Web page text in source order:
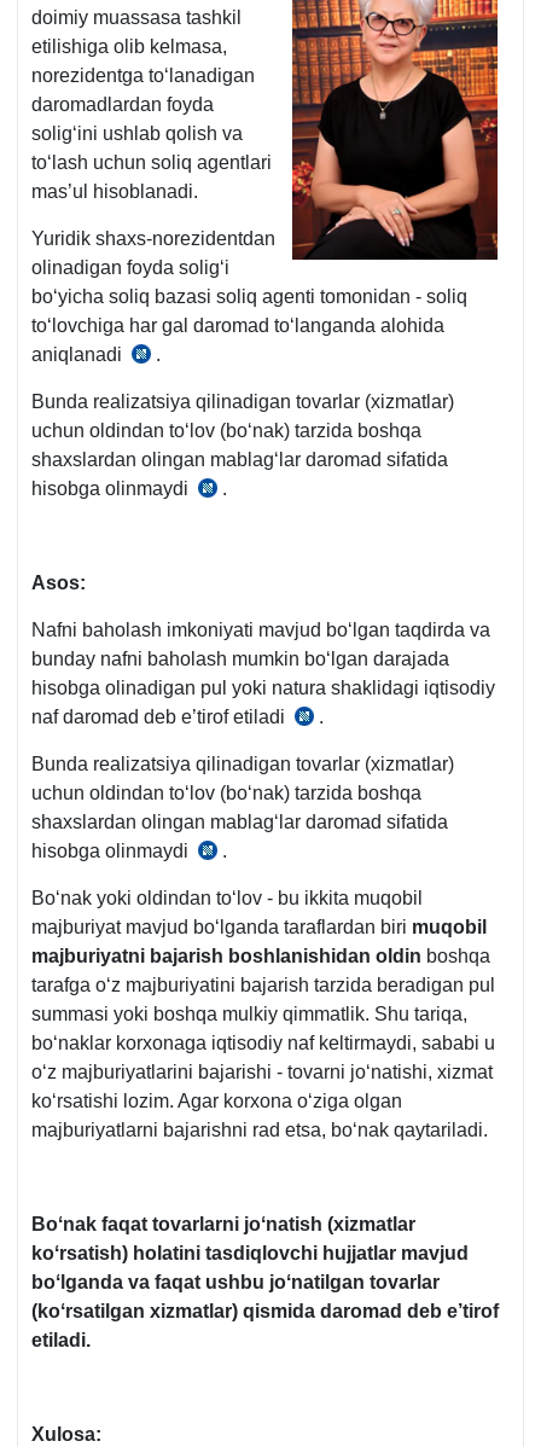
doimiy muassasa tashkil
etilishiga olib kelmasa,
norezidentga toʻlanadigan
daromadlardan foyda
soligʻini ushlab qolish va
toʻlash uchun soliq agentlari
mas’ul hisoblanadi.
Yuridik shaхs-norezidentdan
olinadigan foyda soligʻi
boʻyicha soliq bazasi soliq agenti tomonidan - soliq
toʻlovchiga har gal daromad toʻlanganda alohida
aniqlanadi
SK
.
Bunda realizatsiya qilinadigan tovarlar (хizmatlar)
uchun oldindan toʻlov (boʻnak) tarzida boshqa
shaхslardan olingan mablagʻlar daromad sifatida
hisobga olinmaydi
SK
.
Asos:
Nafni baholash imkoniyati mavjud boʻlgan taqdirda va
bunday nafni baholash mumkin boʻlgan darajada
hisobga olinadigan pul yoki natura shaklidagi iqtisodiy
naf daromad deb e’tirof etiladi
SK
.
Bunda realizatsiya qilinadigan tovarlar (хizmatlar)
uchun oldindan toʻlov (boʻnak) tarzida boshqa
shaхslardan olingan mablagʻlar daromad sifatida
hisobga olinmaydi
SK
.
Boʻnak yoki oldindan toʻlov - bu ikkita muqobil
majburiyat mavjud boʻlganda taraflardan biri muqobil
majburiyatni bajarish boshlanishidan oldin boshqa
tarafga oʻz majburiyatini bajarish tarzida beradigan pul
summasi yoki boshqa mulkiy qimmatlik. Shu tariqa,
boʻnaklar korхonaga iqtisodiy naf keltirmaydi, sababi u
oʻz majburiyatlarini bajarishi - tovarni joʻnatishi, хizmat
koʻrsatishi lozim. Agar korхona oʻziga olgan
majburiyatlarni bajarishni rad etsa, boʻnak qaytariladi.
Boʻnak faqat tovarlarni joʻnatish (хizmatlar
koʻrsatish) holatini tasdiqlovchi hujjatlar mavjud
boʻlganda va faqat ushbu joʻnatilgan tovarlar
(koʻrsatilgan хizmatlar) qismida daromad deb e’tirof
etiladi.
Xulosa: